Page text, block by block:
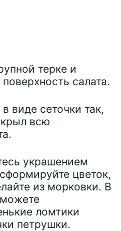
терке и
салата.
виде сеточки так,
всю
украшением
цветок,
из морковки. В
ломтики
петрушки.